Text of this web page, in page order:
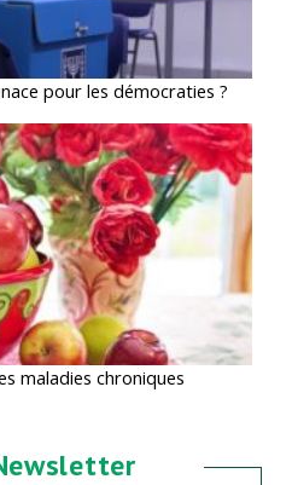
pour les démocraties ?
maladies chroniques